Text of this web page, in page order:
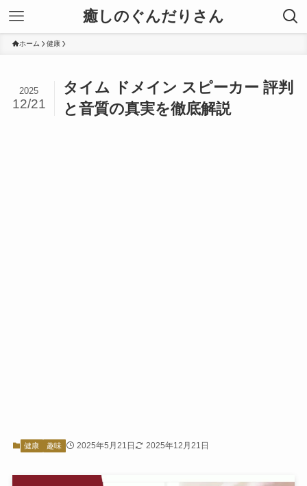
癒しのぐんだりさん
ホーム 健康
タイム ドメイン スピーカー 評判
と音質の真実を徹底解説
2025
12/21
健康 趣味 2025年5月21日 2025年12月21日